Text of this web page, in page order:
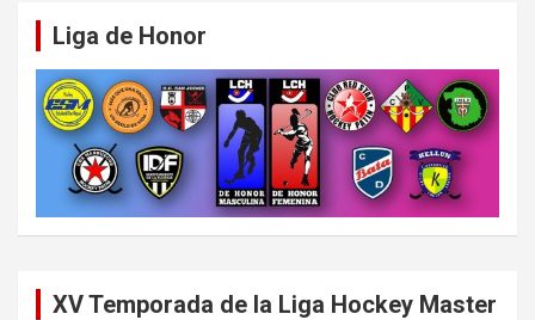
Liga de Honor
XV Temporada de la Liga Hockey Master